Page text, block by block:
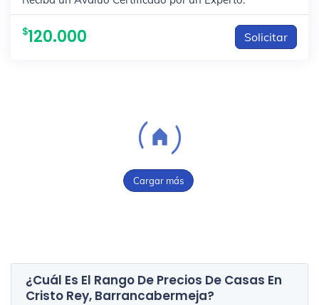
120.000 Solicitar
Cargar más
¿Cuál Es El Rango De Precios De Casas En
Cristo Rey, Barrancabermeja?